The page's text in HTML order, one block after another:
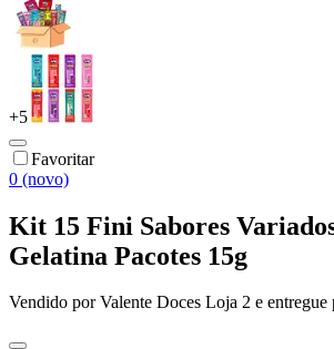
+5
Favoritar
0 (novo)
Kit 15 Fini Sabores
Gelatina Pacotes 15g
Vendido porValente Doces Loja 2 e entregue